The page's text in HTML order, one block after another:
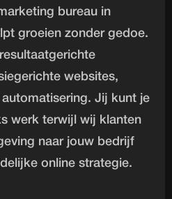
bureau in
groeien zonder gedoe.
websites,
automatisering. Jij kunt je
werk terwijl wij klanten
naar jouw bedrijf
online strategie.